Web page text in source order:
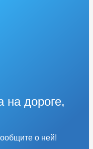
на дороге,
о ней!